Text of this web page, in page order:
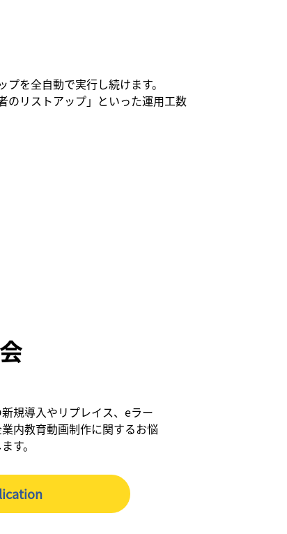
を全自動で実行し続けます。
のリストアップ」といった運用工数
規導入やリプレイス、eラー
内教育動画制作に関するお悩
す。